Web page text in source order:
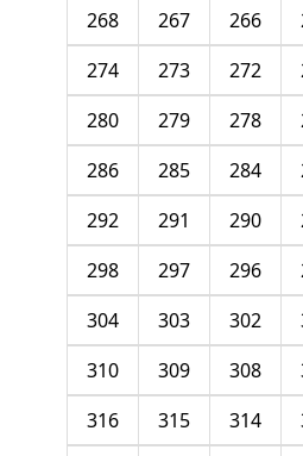
266
267
268
272
273
274
278
279
280
284
285
286
290
291
292
296
297
298
302
303
304
308
309
310
314
315
316